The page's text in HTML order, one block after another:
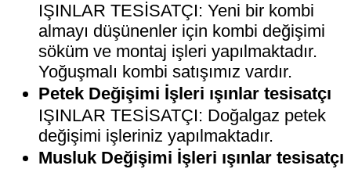
IŞINLAR TESİSATÇI: Yeni bir kombi
almayı düşünenler için kombi değişimi
söküm ve montaj işleri yapılmaktadır.
Yoğuşmalı kombi satışımız vardır.
Petek Değişimi İşleri ışınlar tesisatçı
IŞINLAR TESİSATÇI: Doğalgaz petek
değişimi işleriniz yapılmaktadır.
Musluk Değişimi İşleri ışınlar tesisatçı